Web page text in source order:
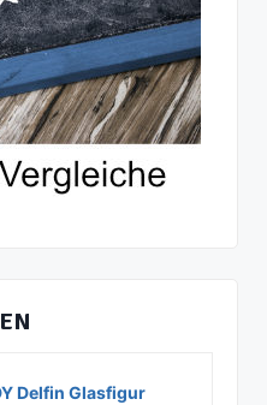
Delfin Glasfigur